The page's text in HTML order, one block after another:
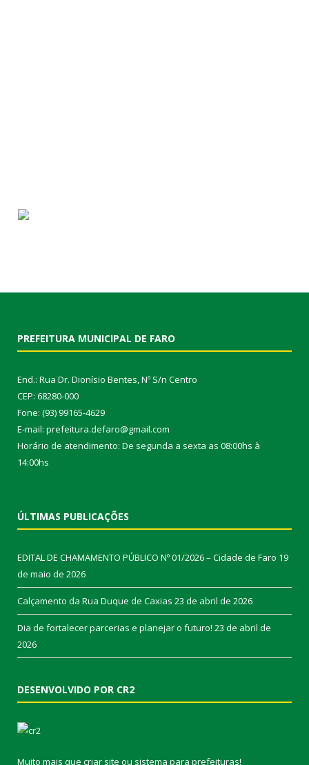
PREFEITURA MUNICIPAL DE FARO
End.: Rua Dr. Dionísio Bentes, Nº S/n Centro
CEP: 68280-000
Fone: (93) 99165-4629
E-mail: prefeitura.defaro@gmail.com
Horário de atendimento: De segunda a sexta as 08:00hs à
14:00hs
ÚLTIMAS PUBLICAÇÕES
EDITAL DE CHAMAMENTO PÚBLICO Nº 01/2026 – Cidade de Faro 19
de maio de 2026
Calçamento da Rua Duque de Caxias 23 de abril de 2026
Dia de fortalecer parcerias e planejar o futuro! 23 de abril de
2026
DESENVOLVIDO POR CR2
Muito mais que criar site ou sistema para prefeituras!